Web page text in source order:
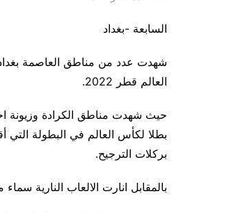
السابعة -بغداد
شهدت عدد من مناطق العاصمة بغداد،
العالم قطر 2022.
حيث شهدت مناطق الكرادة وزيونة
بطلا لكأس العالم في البطولة
بركلات الترجيح.
بالمقابل انارت الالعاب النارية سماء